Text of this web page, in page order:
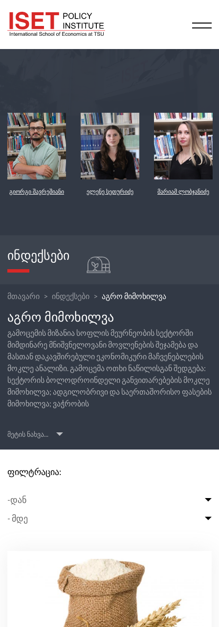
გიორგი შავრეშიანი ელენე სეთურიძე მარიამ ლობჯანიძე
ᲘᲜᲓᲔᲥᲡᲔᲑᲘ
მთავარი ინდექსები აგრო მიმოხილვა
ᲐᲒᲠᲝ ᲛᲘᲛᲝᲮᲘᲚᲕᲐ
გამოცემის მიზანია სოფლის მეურნეობის სექტორში
მიმდინარე მნიშვნელოვანი მოვლენების შეჯამება და
მასთან დაკავშირებული ეკონომიკური მაჩვენებლების
მოკლე ანალიზი. გამოცემა ოთხი ნაწილისგან შედგება:
სექტორის ბოლოდროინდელი განვითარებების მოკლე
მიმოხილვა; ადგილობრივი და საერთაშორისო ფასების
მიმოხილვა; ვაჭრობის
მეტის ნახვა...
ფილტრაცია:
-დან
- მდე